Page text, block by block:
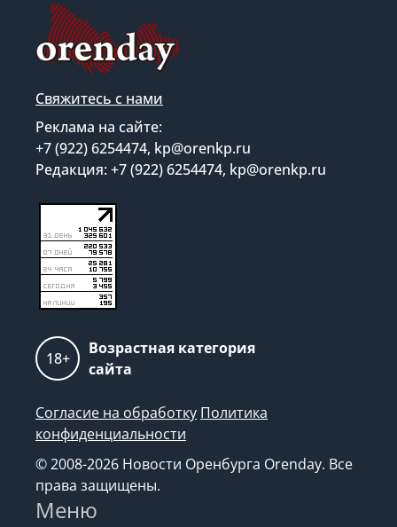
Свяжитесь с нами
Реклама на сайте:
+7 (922) 6254474, kp@orenkp.ru
Редакция: +7 (922) 6254474, kp@orenkp.ru
18+
Возрастная категория
сайта
Согласие на обработку Политика
конфиденциальности
© 2008-2026 Новости Оренбурга Orenday. Все
права защищены.
Меню